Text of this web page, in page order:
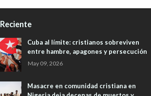
Cuba al límite: cristianos sobreviven
entre hambre, apagones y persecución
May 09, 2026
Masacre en comunidad cristiana en